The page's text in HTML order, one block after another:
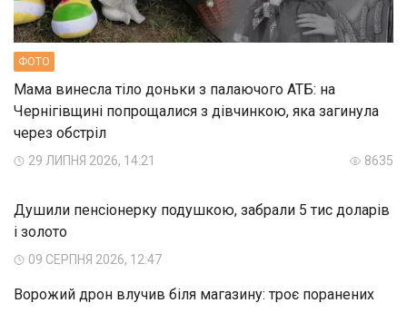
ФОТО
Мама винесла тіло доньки з палаючого АТБ: на
Чернігівщині попрощалися з дівчинкою, яка загинула
через обстріл
29 ЛИПНЯ 2026, 14:21 8635
Душили пенсіонерку подушкою, забрали 5 тис доларів
і золото
09 СЕРПНЯ 2026, 12:47
Ворожий дрон влучив біля магазину: троє поранених